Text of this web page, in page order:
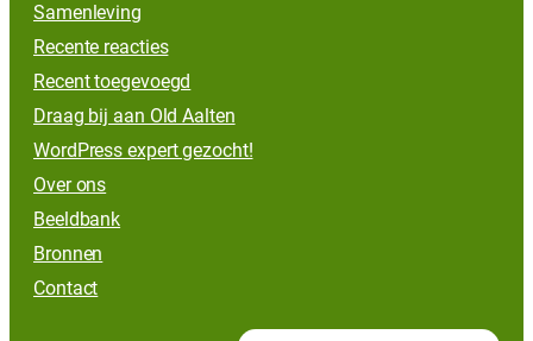
Samenleving
Recente reacties
Recent toegevoegd
Draag bij aan Old Aalten
WordPress expert gezocht!
Over ons
Beeldbank
Bronnen
Contact